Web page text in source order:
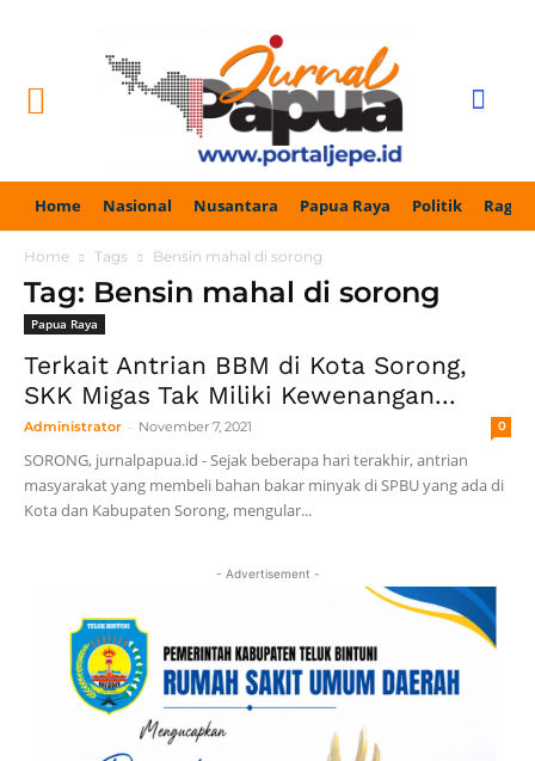
Home Nasional Nusantara Papua Raya Politik
Home Tags Bensin mahal di sorong
Tag: Bensin mahal di sorong
Papua Raya
Terkait Antrian BBM di Kota Sorong,
SKK Migas Tak Miliki Kewenangan...
Administrator - November 7, 2021 0
SORONG, jurnalpapua.id - Sejak beberapa hari terakhir, antrian
masyarakat yang membeli bahan bakar minyak di SPBU yang ada di
Kota dan Kabupaten Sorong, mengular...
- Advertisement -